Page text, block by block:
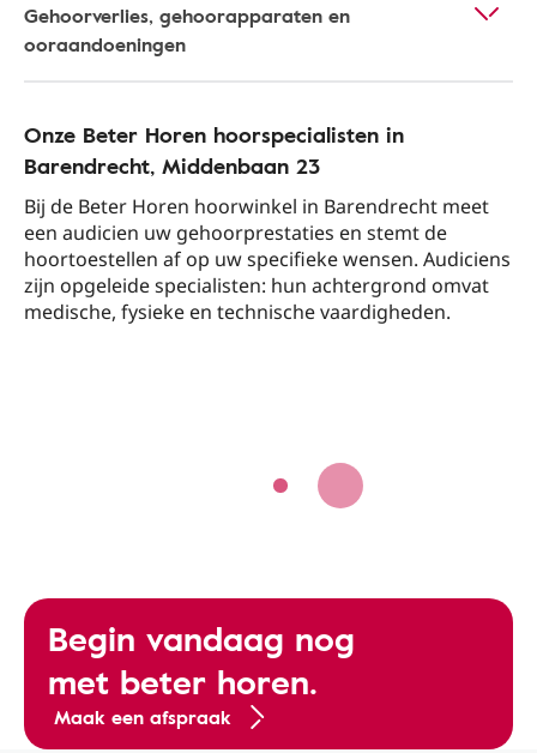
Gehoorverlies, gehoorapparaten en
ooraandoeningen
Onze Beter Horen hoorspecialisten in
Barendrecht​, Middenbaan 23​
Bij de Beter Horen hoorwinkel in Barendrecht​ meet
een audicien uw gehoorprestaties en stemt de
hoortoestellen af op uw specifieke wensen. Audiciens
zijn opgeleide specialisten: hun achtergrond omvat
medische, fysieke en technische vaardigheden.
Begin vandaag nog
met beter horen.
Maak een afspraak